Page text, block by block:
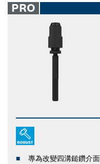
PRO
專為改變四溝鎚鑽介